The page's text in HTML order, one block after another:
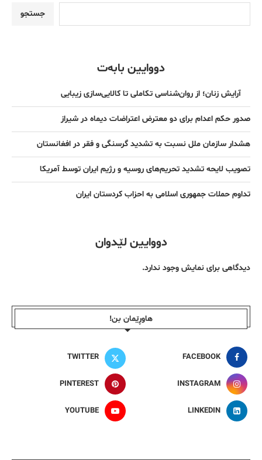
جستجو
دووایین بابەت
آرایش زنان؛ از روان‌شناسی تکاملی تا کالایی‌سازی زیبایی
صدور حکم اعدام برای دو معترض اعتراضات دیماه در شیراز
هشدار سازمان ملل نسبت به تشدید گرسنگی و فقر در افغانستان
تصویب لایحه تشدید تحریم‌های روسیه و رژیم ایران توسط آمریکا
تداوم حملات جمهوری اسلامی به احزاب کردستان ایران
دووایین لێدوان
دیدگاهی برای نمایش وجود ندارد.
هاوڕێمان بن!
FACEBOOK
TWITTER
INSTAGRAM
PINTEREST
LINKEDIN
YOUTUBE